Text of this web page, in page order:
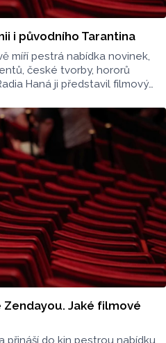
i původního Tarantina
míří pestrá nabídka novinek,
české tvorby, hororů
Haná ji představil filmový
Zendayou. Jaké filmové
přináší do kin pestrou nabídku